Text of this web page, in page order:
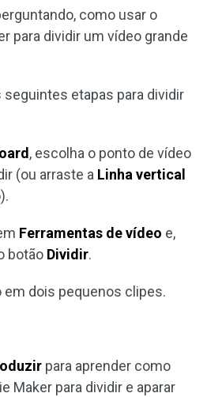
como usar o
para dividir um vídeo grande
etapas para dividir
, escolha o ponto de vídeo
(ou arraste a Linha vertical
Ferramentas de vídeo e,
botão Dividir.
em dois pequenos clipes.
para aprender como
Maker para dividir e aparar